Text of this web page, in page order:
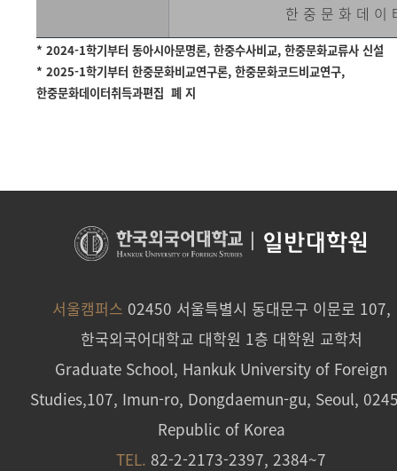
한중문화데
* 2024-1학기부터 동아시아문명론, 한중수사비교, 한중문화교류사 신설
* 2025-1학기부터 한중문화비교연구론, 한중문화코드비교연구,
한중문화데이터취득과편집 폐 지
일반대학원
서울캠퍼스 02450 서울특별시 동대문구 이문로 107,
한국외국어대학교 대학원 1층 대학원 교학처
Graduate School, Hankuk University of Foreign
Studies,107, Imun-ro, Dongdaemun-gu, Seoul,
Republic of Korea
TEL. 82-2-2173-2397, 2384~7